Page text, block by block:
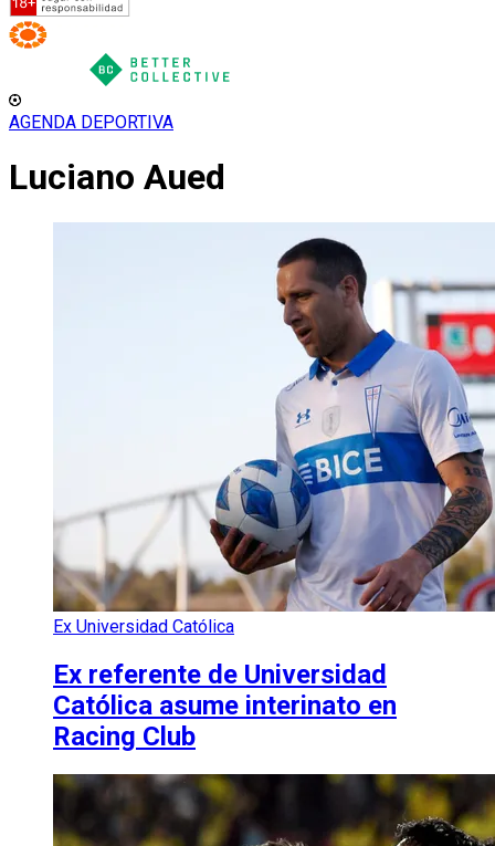
AGENDA DEPORTIVA
Luciano Aued
Ex Universidad Católica
Ex referente de Universidad
Católica asume interinato en
Racing Club